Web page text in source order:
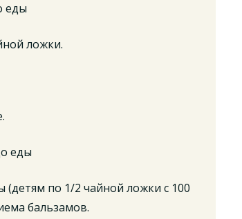
еды
ложки.
еды
по 1/2 чайной ложки с 100
бальзамов.